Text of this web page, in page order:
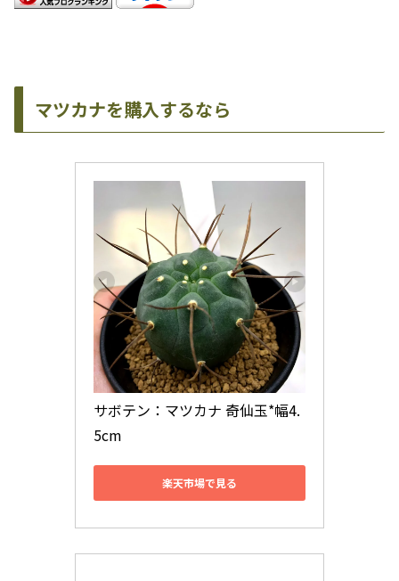
マツカナを購入するなら
サボテン：マツカナ 奇仙玉*幅4.
5cm
楽天市場で見る